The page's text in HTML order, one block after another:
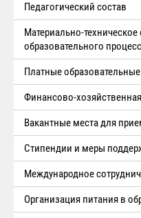
Педагогический состав
Материально-
образовательного
Платные образовательные
Финансово-
Вакантные места для
Стипендии и меры
Международное
Организация питания в